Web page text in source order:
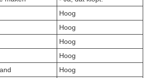
Hoog
Hoog
Hoog
Hoog
Hoog